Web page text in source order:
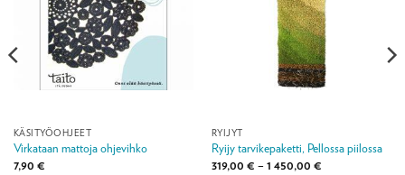
KÄSITYÖOHJEET
Virkataan mattoja ohjevihko
7,90 €
RYIJYT
Ryijy tarvikepaketti, Pellossa piilossa
319,00 € – 1 450,00 €Hintaluokka: